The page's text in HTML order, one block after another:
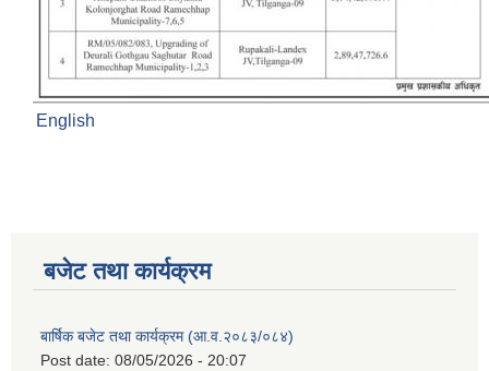
English
बजेट तथा कार्यक्रम
बार्षिक बजेट तथा कार्यक्रम (आ.व.२०८३/०८४)
Post date: 08/05/2026 - 20:07